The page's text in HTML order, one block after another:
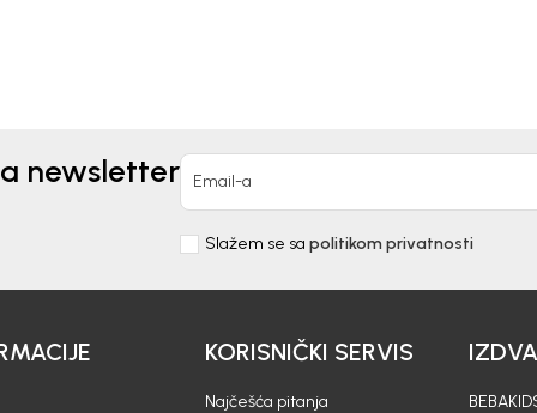
newsletter Email-a
Slažem se sa politikom privatnosti
KORISNIČKI SERVIS
Najčešća pitanja